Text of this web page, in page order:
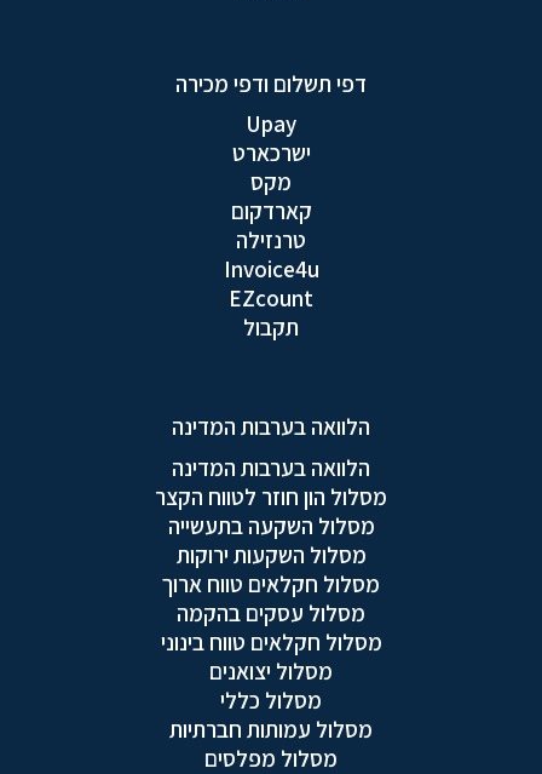
דפי תשלום ודפי מכירה
Upay
ישרכארט
מקס
קארדקום
טרנזילה
Invoice4u
EZcount
תקבול
הלוואה בערבות המדינה
הלוואה בערבות המדינה
מסלול הון חוזר לטווח הקצר
מסלול השקעה בתעשייה
מסלול השקעות ירוקות
מסלול חקלאים טווח ארוך
מסלול עסקים בהקמה
מסלול חקלאים טווח בינוני
מסלול יצואנים
מסלול כללי
מסלול עמותות חברתיות
מסלול מפלסים